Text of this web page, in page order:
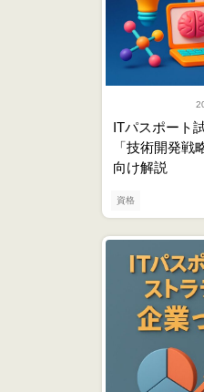
資格
ITパスポート
「技術開発戦
向け解説